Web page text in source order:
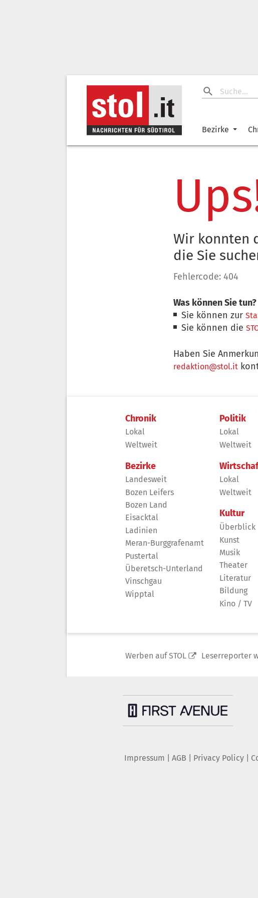
Bezirke
Wir konnten
die Sie
Fehlercode: 404
Was können Sie tun?
Sie können zur
Sie können die
Haben Sie
redaktion@stol.it
Chronik
Lokal
Weltweit
Bezirke
Landesweit
Bozen Leifers
Bozen Land
Eisacktal
Ladinien
Meran-Burggrafenamt
Pustertal
Überetsch-Unterland
Vinschgau
Wipptal
Politik
Lokal
Weltweit
Lokal
Weltweit
Kultur
Überblick
Kunst
Musik
Theater
Literatur
Bildung
Kino / TV
Werben auf STOL Leserreporter
Impressum AGB Privacy Policy|